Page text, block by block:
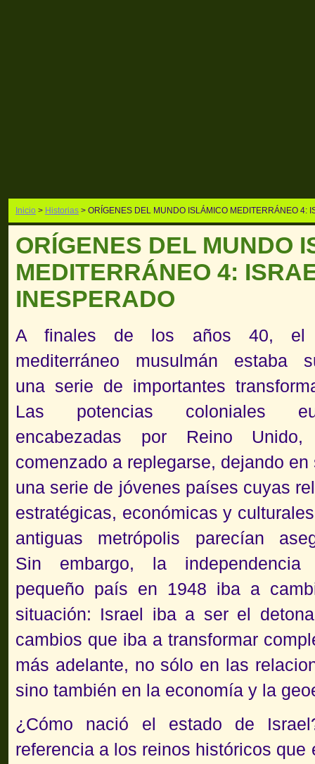
Inicio > Historias > ORÍGENES DEL MUNDO ISLÁMICO MEDITERRÁNEO 4:
ORÍGENES DEL MUNDO
MEDITERRÁNEO 4:
INESPERADO
A finales de los años 40, el
mediterráneo musulmán estaba
una serie de importantes
Las potencias coloniales
encabezadas por Reino Unido,
comenzado a replegarse, dejando en
una serie de jóvenes países cuyas
estratégicas, económicas y
antiguas metrópolis parecían
Sin embargo, la
pequeño país en 1948 iba a
situación: Israel iba a ser el
cambios que iba a transformar
más adelante, no sólo en las
sino también en la economía y la
¿Cómo nació el estado de
referencia a los reinos históricos